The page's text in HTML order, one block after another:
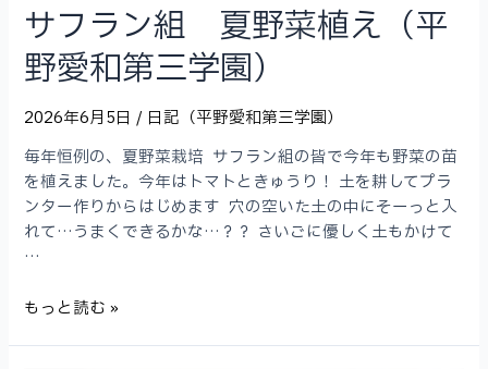
サフラン組 夏野菜植え（平
野愛和第三学園）
2026年6月5日/ 日記（平野愛和第三学園）
毎年恒例の、夏野菜栽培 サフラン組の皆で今年も野菜の苗
を植えました。今年はトマトときゅうり！ 土を耕してプラ
ンター作りからはじめます 穴の空いた土の中にそーっと入
れて…うまくできるかな…？？ さいごに優しく土もかけて
…
サ
もっと読む »